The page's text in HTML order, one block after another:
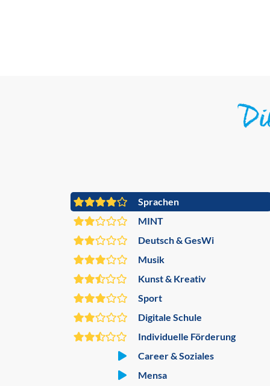
Sprachen
MINT
Deutsch & GesWi
Musik
Kunst & Kreativ
Sport
Digitale Schule
Individuelle Förderung
Career & Soziales
Mensa